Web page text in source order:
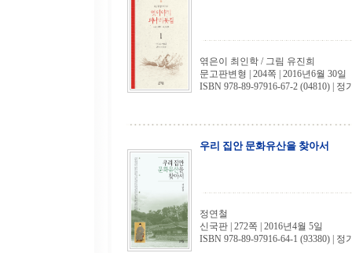
엮은이 최인학 / 그림 유진희
문고판변형 | 204쪽 | 2016년6월 30일
ISBN 978-89-97916-67-2 (04810) | 정
우리 집안 문화유산을 찾아서
정연철
신국판 | 272쪽 | 2016년4월 5일
ISBN 978-89-97916-64-1 (93380) | 정